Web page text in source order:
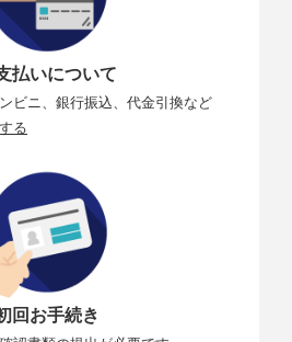
払いについて
ビニ、銀行振込、代金引換など
る
回お手続き